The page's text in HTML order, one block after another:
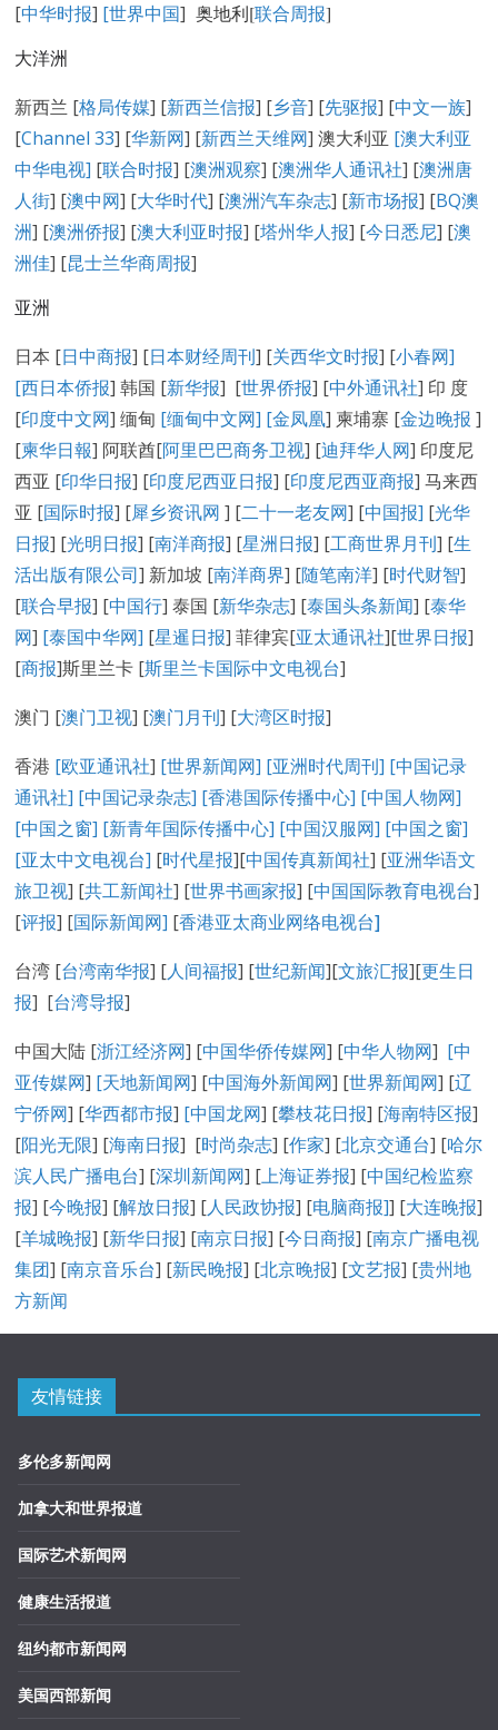
[中华时报] [世界中国] 奥地利[联合周报]
大洋洲
新西兰 [格局传媒] [新西兰信报] [乡音] [先驱报] [中文一族]
[Channel 33] [华新网] [新西兰天维网] 澳大利亚 [澳大利亚
中华电视] [联合时报] [澳洲观察] [澳洲华人通讯社] [澳洲唐
人街] [澳中网] [大华时代] [澳洲汽车杂志] [新市场报] [BQ澳
洲] [澳洲侨报] [澳大利亚时报] [塔州华人报] [今日悉尼] [澳
洲佳] [昆士兰华商周报]
亚洲
日本 [日中商报] [日本财经周刊] [关西华文时报] [小春网]
[西日本侨报] 韩国 [新华报] [世界侨报] [中外通讯社] 印 度
[印度中文网] 缅甸 [缅甸中文网] [金凤凰] 柬埔寨 [金边晚报]
[柬华日報] 阿联酋[阿里巴巴商务卫视] [迪拜华人网] 印度尼
西亚 [印华日报] [印度尼西亚日报] [印度尼西亚商报] 马来西
亚 [国际时报] [犀乡资讯网 ] [二十一老友网] [中国报] [光华
日报] [光明日报] [南洋商报] [星洲日报] [工商世界月刊] [生
活出版有限公司] 新加坡 [南洋商界] [随笔南洋] [时代财智]
[联合早报] [中国行] 泰国 [新华杂志] [泰国头条新闻] [泰华
网] [泰国中华网] [星暹日报] 菲律宾[亚太通讯社][世界日报]
[商报]斯里兰卡 [斯里兰卡国际中文电视台]
澳门 [澳门卫视] [澳门月刊] [大湾区时报]
香港 [欧亚通讯社] [世界新闻网] [亚洲时代周刊] [中国记录
通讯社] [中国记录杂志] [香港国际传播中心] [中国人物网]
[中国之窗] [新青年国际传播中心] [中国汉服网] [中国之窗]
[亚太中文电视台] [时代星报][中国传真新闻社] [亚洲华语文
旅卫视] [共工新闻社] [世界书画家报] [中国国际教育电视台]
[评报] [国际新闻网] [香港亚太商业网络电视台]
台湾 [台湾南华报] [人间福报] [世纪新闻][文旅汇报][更生日
报] [台湾导报]
中国大陆 [浙江经济网] [中国华侨传媒网] [中华人物网] [中
亚传媒网] [天地新闻网] [中国海外新闻网] [世界新闻网] [辽
宁侨网] [华西都市报] [中国龙网] [攀枝花日报] [海南特区报]
[阳光无限] [海南日报] [时尚杂志] [作家] [北京交通台] [哈尔
滨人民广播电台] [深圳新闻网] [上海证券报] [中国纪检监察
报] [今晚报] [解放日报] [人民政协报] [电脑商报]] [大连晚报]
[羊城晚报] [新华日报] [南京日报] [今日商报] [南京广播电视
集团] [南京音乐台] [新民晚报] [北京晚报] [文艺报] [贵州地
方新闻
友情链接
多伦多新闻网
加拿大和世界报道
国际艺术新闻网
健康生活报道
纽约都市新闻网
美国西部新闻